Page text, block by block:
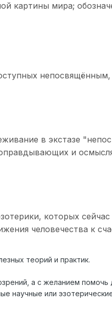
картины мира;
в экстазе
и
которых
человечества к
теорий и практик.
а с желанием
научные или